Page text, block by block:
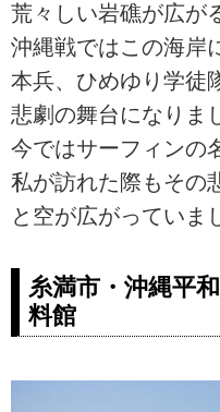
荒々しい岩礁が広が
沖縄戦ではこの海岸
本兵、ひめゆり学徒
悲劇の舞台になりま
今ではサーフィンの
私が訪れた際もその
と空が広がっていま
糸満市・沖縄平
料館